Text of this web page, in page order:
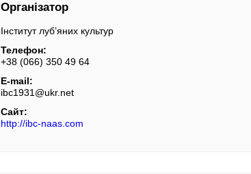
Організатор
Інститут луб’яних культур
Телефон:
+38 (066) 350 49 64
Е-mail:
ibc1931@ukr.net
Сайт:
http://ibc-naas.com